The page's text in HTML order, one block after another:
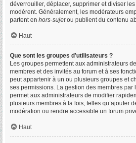
déverrouiller, déplacer, supprimer et diviser
modèrent. Généralement, les modérateurs
partent en hors-sujetou publient du contenu
Haut
Que sont les groupes d’utilisateurs ?
Les groupes permettent aux administrateurs
membres et des invités au forum et à ses
peut appartenir à un ou plusieurs groupes et
ses permissions. La gestion des membres par
permet aux administrateurs de modifier
plusieurs membres à la fois, telles qu’ajouter
modération ou rendre accessible un forum
Haut